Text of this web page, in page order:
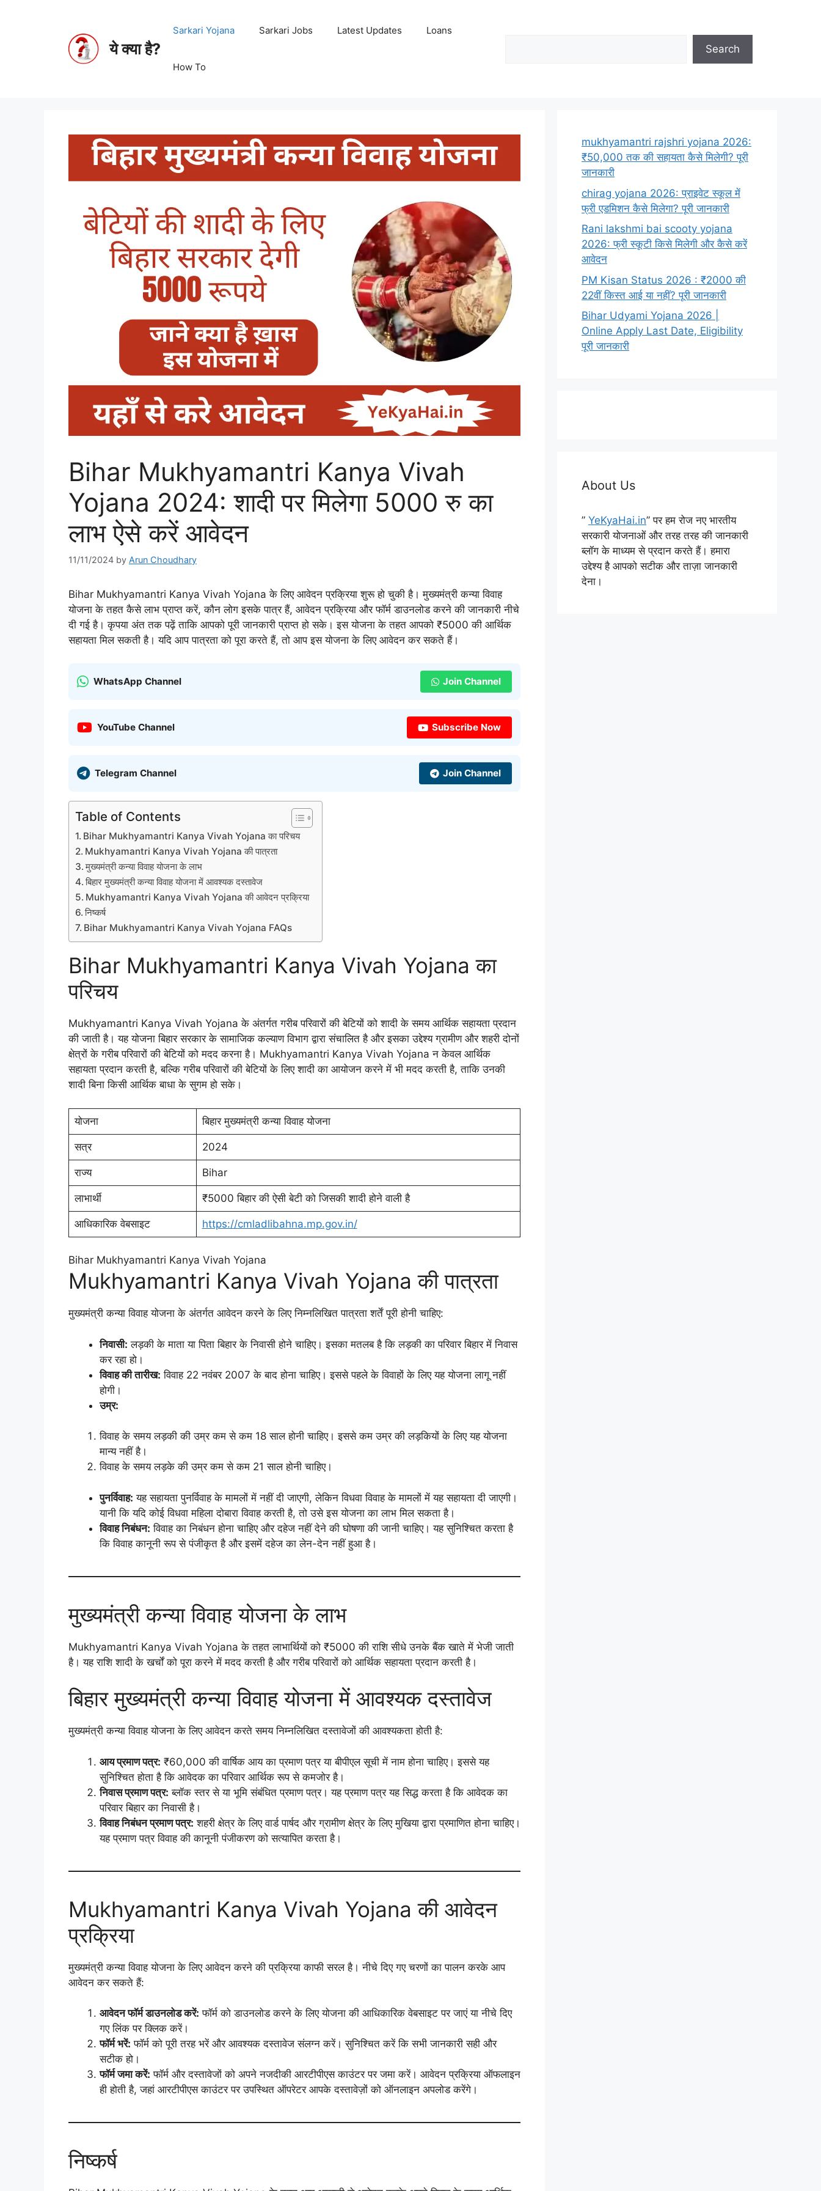
ये क्या है?
Sarkari Yojana Sarkari Jobs Latest Updates Loans
How To
Search
Bihar Mukhyamantri Kanya Vivah
Yojana 2024: शादी पर मिलेगा 5000 रु का
लाभ ऐसे करें आवेदन
11/11/2024 by Arun Choudhary
Bihar Mukhyamantri Kanya Vivah Yojana के लिए आवेदन प्रक्रिया शुरू हो चुकी है। मुख्यमंत्री कन्या विवाह
योजना के तहत कैसे लाभ प्राप्त करें, कौन लोग इसके पात्र हैं, आवेदन प्रक्रिया और फॉर्म डाउनलोड करने की जानकारी नीचे
दी गई है। कृपया अंत तक पढ़ें ताकि आपको पूरी जानकारी प्राप्त हो सके। इस योजना के तहत आपको ₹5000 की आर्थिक
सहायता मिल सकती है। यदि आप पात्रता को पूरा करते हैं, तो आप इस योजना के लिए आवेदन कर सकते हैं।
WhatsApp Channel Join Channel
YouTube Channel Subscribe Now
Telegram Channel Join Channel
Table of Contents
Bihar Mukhyamantri Kanya Vivah Yojana का परिचय
Mukhyamantri Kanya Vivah Yojana की पात्रता
मुख्यमंत्री कन्या विवाह योजना के लाभ
बिहार मुख्यमंत्री कन्या विवाह योजना में आवश्यक दस्तावेज
Mukhyamantri Kanya Vivah Yojana की आवेदन प्रक्रिया
निष्कर्ष
Bihar Mukhyamantri Kanya Vivah Yojana FAQs
Bihar Mukhyamantri Kanya Vivah Yojana का
परिचय
Mukhyamantri Kanya Vivah Yojana के अंतर्गत गरीब परिवारों की बेटियों को शादी के समय आर्थिक सहायता प्रदान
की जाती है। यह योजना बिहार सरकार के सामाजिक कल्याण विभाग द्वारा संचालित है और इसका उद्देश्य ग्रामीण और शहरी दोनों
क्षेत्रों के गरीब परिवारों की बेटियों को मदद करना है। Mukhyamantri Kanya Vivah Yojana न केवल आर्थिक
सहायता प्रदान करती है, बल्कि गरीब परिवारों की बेटियों के लिए शादी का आयोजन करने में भी मदद करती है, ताकि उनकी
शादी बिना किसी आर्थिक बाधा के सुगम हो सके।
योजना बिहार मुख्यमंत्री कन्या विवाह योजना
सत्र 2024
राज्य Bihar
लाभार्थी ₹5000 बिहार की ऐसी बेटी को जिसकी शादी होने वाली है
आधिकारिक वेबसाइट https://cmladlibahna.mp.gov.in/
Bihar Mukhyamantri Kanya Vivah Yojana
Mukhyamantri Kanya Vivah Yojana की पात्रता
मुख्यमंत्री कन्या विवाह योजना के अंतर्गत आवेदन करने के लिए निम्नलिखित पात्रता शर्तें पूरी होनी चाहिए:
निवासी: लड़की के माता या पिता बिहार के निवासी होने चाहिए। इसका मतलब है कि लड़की का परिवार बिहार में निवास
कर रहा हो।
विवाह की तारीख: विवाह 22 नवंबर 2007 के बाद होना चाहिए। इससे पहले के विवाहों के लिए यह योजना लागू नहीं
होगी।
उम्र:
विवाह के समय लड़की की उम्र कम से कम 18 साल होनी चाहिए। इससे कम उम्र की लड़कियों के लिए यह योजना
मान्य नहीं है।
विवाह के समय लड़के की उम्र कम से कम 21 साल होनी चाहिए।
पुनर्विवाह: यह सहायता पुनर्विवाह के मामलों में नहीं दी जाएगी, लेकिन विधवा विवाह के मामलों में यह सहायता दी जाएगी।
यानी कि यदि कोई विधवा महिला दोबारा विवाह करती है, तो उसे इस योजना का लाभ मिल सकता है।
विवाह निबंधन: विवाह का निबंधन होना चाहिए और दहेज नहीं देने की घोषणा की जानी चाहिए। यह सुनिश्चित करता है
कि विवाह कानूनी रूप से पंजीकृत है और इसमें दहेज का लेन-देन नहीं हुआ है।
मुख्यमंत्री कन्या विवाह योजना के लाभ
Mukhyamantri Kanya Vivah Yojana के तहत लाभार्थियों को ₹5000 की राशि सीधे उनके बैंक खाते में भेजी जाती
है। यह राशि शादी के खर्चों को पूरा करने में मदद करती है और गरीब परिवारों को आर्थिक सहायता प्रदान करती है।
बिहार मुख्यमंत्री कन्या विवाह योजना में आवश्यक दस्तावेज
मुख्यमंत्री कन्या विवाह योजना के लिए आवेदन करते समय निम्नलिखित दस्तावेजों की आवश्यकता होती है:
आय प्रमाण पत्र: ₹60,000 की वार्षिक आय का प्रमाण पत्र या बीपीएल सूची में नाम होना चाहिए। इससे यह
सुनिश्चित होता है कि आवेदक का परिवार आर्थिक रूप से कमजोर है।
निवास प्रमाण पत्र: ब्लॉक स्तर से या भूमि संबंधित प्रमाण पत्र। यह प्रमाण पत्र यह सिद्ध करता है कि आवेदक का
परिवार बिहार का निवासी है।
विवाह निबंधन प्रमाण पत्र: शहरी क्षेत्र के लिए वार्ड पार्षद और ग्रामीण क्षेत्र के लिए मुखिया द्वारा प्रमाणित होना चाहिए।
यह प्रमाण पत्र विवाह की कानूनी पंजीकरण को सत्यापित करता है।
Mukhyamantri Kanya Vivah Yojana की आवेदन
प्रक्रिया
मुख्यमंत्री कन्या विवाह योजना के लिए आवेदन करने की प्रक्रिया काफी सरल है। नीचे दिए गए चरणों का पालन करके आप
आवेदन कर सकते हैं:
आवेदन फॉर्म डाउनलोड करें: फॉर्म को डाउनलोड करने के लिए योजना की आधिकारिक वेबसाइट पर जाएं या नीचे दिए
गए लिंक पर क्लिक करें।
फॉर्म भरें: फॉर्म को पूरी तरह भरें और आवश्यक दस्तावेज संलग्न करें। सुनिश्चित करें कि सभी जानकारी सही और
सटीक हो।
फॉर्म जमा करें: फॉर्म और दस्तावेजों को अपने नजदीकी आरटीपीएस काउंटर पर जमा करें। आवेदन प्रक्रिया ऑफलाइन
ही होती है, जहां आरटीपीएस काउंटर पर उपस्थित ऑपरेटर आपके दस्तावेज़ों को ऑनलाइन अपलोड करेंगे।
निष्कर्ष
mukhyamantri rajshri yojana 2026:
₹50,000 तक की सहायता कैसे मिलेगी? पूरी
जानकारी
chirag yojana 2026: प्राइवेट स्कूल में
फ्री एडमिशन कैसे मिलेगा? पूरी जानकारी
Rani lakshmi bai scooty yojana
2026: फ्री स्कूटी किसे मिलेगी और कैसे करें
आवेदन
PM Kisan Status 2026 : ₹2000 की
22वीं किस्त आई या नहीं? पूरी जानकारी
Bihar Udyami Yojana 2026 |
Online Apply Last Date, Eligibility
पूरी जानकारी
About Us
” YeKyaHai.in” पर हम रोज नए भारतीय
सरकारी योजनाओं और तरह तरह की जानकारी
ब्लॉग के माध्यम से प्रदान करते हैं। हमारा
उद्देश्य है आपको सटीक और ताज़ा जानकारी
देना।